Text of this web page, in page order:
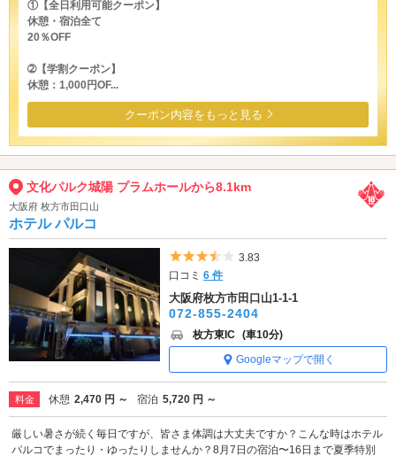
①【全日利用可能クーポン】
休憩・宿泊全て
20％OFF
➁【学割クーポン】
休憩：1,000円OF...
クーポン内容をもっと見る
文化パルク城陽 プラムホールから8.1km
大阪府 枚方市田口山
ホテル パルコ
5つ星のうち3.5
3.83
口コミ6 件
大阪府枚方市田口山1-1-1
072-855-2404
枚方東IC (車10分)
Googleマップで開く
料金 休憩 2,470 円 ～ 宿泊 5,720 円 ～
厳しい暑さが続く毎日ですが、皆さま体調は大丈夫ですか？こんな時はホテル
パルコでまったり・ゆったりしませんか？8月7日の宿泊〜16日まで夏季特別